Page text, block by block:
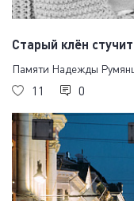
Старый клён
Памяти Надежды
11 0